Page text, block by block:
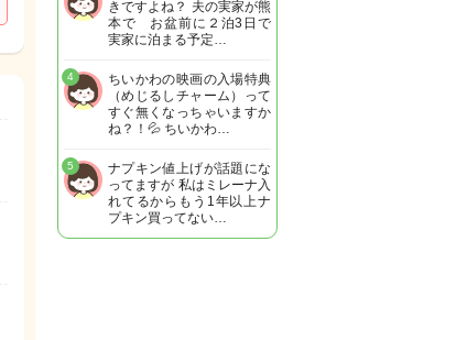
きですよね？ 夫の実家が熊
本で お盆前に２泊3日で
実家に泊まる予定…
ちいかわの映画の入場特典
（めじるしチャーム）って
すぐ無くなっちゃいますか
ね？！💦 ちいかわ…
4
ナプキン値上げが話題にな
ってますが 私はミレーナ入
れてるからもう1年以上ナ
プキン買ってない…
5